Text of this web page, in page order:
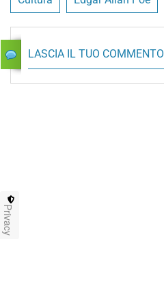
LASCIA IL TUO COMMENTO
Privacy